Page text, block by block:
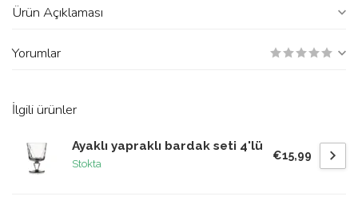
Ürün Açıklaması
Yorumlar
İlgili ürünler
Ayaklı yapraklı bardak seti 4'lü
Stokta
€15,99